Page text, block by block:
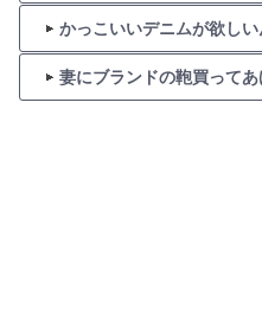
かっこいいデニムが欲しい
妻にブランドの鞄買って